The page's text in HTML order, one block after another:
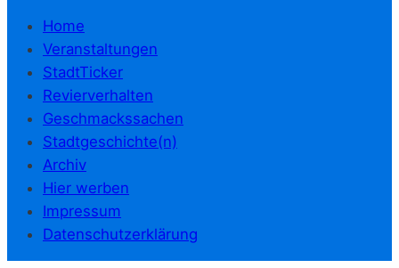
Home
Veranstaltungen
StadtTicker
Revierverhalten
Geschmackssachen
Stadtgeschichte(n)
Archiv
Hier werben
Impressum
Datenschutzerklärung